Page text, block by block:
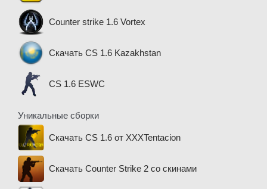
Counter strike 1.6 Vortex
Скачать CS 1.6 Kazakhstan
CS 1.6 ESWC
Уникальные сборки
Скачать CS 1.6 от XXXTentacion
Скачать Counter Strike 2 со скинами